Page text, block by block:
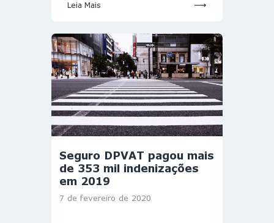
Leia Mais
Seguro DPVAT pagou mais
de 353 mil indenizações
em 2019
7 de fevereiro de 2020